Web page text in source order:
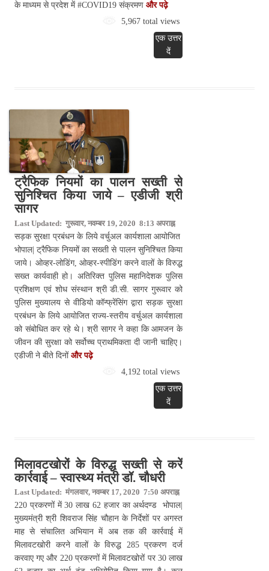
के माध्यम से प्रदेश में #COVID19 संक्रमण और पढ़े
5,967 total views
एक उत्तर
दें
ट्रैफिक नियमों का पालन सख्ती से
सुनिश्चित किया जाये – एडीजी श्री
सागर
Last Updated: गुरूवार, नवम्बर 19, 2020 8:13 अपराह्न
सड़क सुरक्षा प्रबंधन के लिये वर्चुअल कार्यशाला आयोजित
भोपाल| ट्रैफिक नियमों का सख्ती से पालन सुनिश्चित किया
जाये। ओव्हर-लोडिंग, ओव्हर-स्पीडिंग करने वालों के विरुद्ध
सख्त कार्यवाही हो। अतिरिक्त पुलिस महानिदेशक पुलिस
प्रशिक्षण एवं शोध संस्थान श्री डी.सी. सागर गुरूवार को
पुलिस मुख्यालय से वीडियो कॉन्फ्रेंसिंग द्वारा सड़क सुरक्षा
प्रबंधन के लिये आयोजित राज्य-स्तरीय वर्चुअल कार्यशाला
को संबोधित कर रहे थे। श्री सागर ने कहा कि आमजन के
जीवन की सुरक्षा को सर्वोच्च प्राथमिकता दी जानी चाहिए।
एडीजी ने बीते दिनों और पढ़े
4,192 total views
एक उत्तर
दें
मिलावटखोरों के विरुद्ध सख्ती से करें
कार्रवाई – स्वास्थ्य मंत्री डॉ. चौधरी
Last Updated: मंगलवार, नवम्बर 17, 2020 7:50 अपराह्न
220 प्रकरणों में 30 लाख 62 हजार का अर्थदण्ड भोपाल|
मुख्यमंत्री श्री शिवराज सिंह चौहान के निर्देशों पर अगस्त
माह से संचालित अभियान में अब तक की कार्रवाई में
मिलावटखोरी करने वालों के विरुद्ध 285 प्रकरण दर्ज
करवाए गए और 220 प्रकरणों में मिलावटखोरों पर 30 लाख